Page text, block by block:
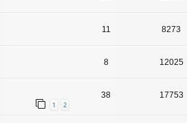
11 8273
8 12025
1 2
38 17753